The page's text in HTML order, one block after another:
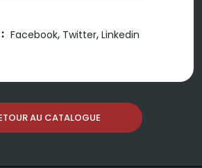
Facebook, Twitter, Linkedin
AU CATALOGUE